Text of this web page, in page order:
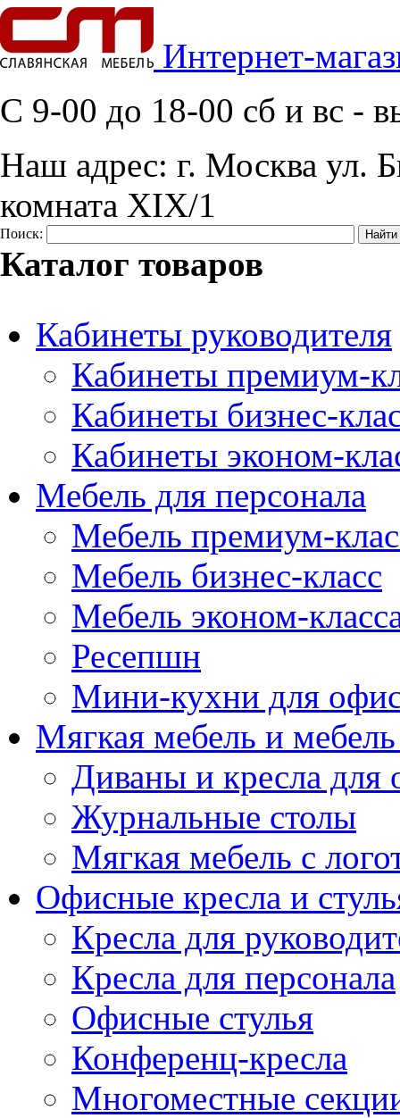
Интернет-
C 9-00 до 18-00 сб и вс -
Наш адрес: г. Москва ул.
комната XIX/1
Поиск:
Каталог товаров
Кабинеты руководителя
Кабинеты премиум-
Кабинеты бизнес-
Кабинеты эконом-
Мебель для персонала
Мебель премиум-
Мебель бизнес-класс
Мебель эконом-
Ресепшн
Мини-кухни для
Мягкая мебель и
Диваны и кресла для
Журнальные столы
Мягкая мебель с
Офисные кресла и
Кресла для
Кресла для персонала
Офисные стулья
Конференц-кресла
Многоместные